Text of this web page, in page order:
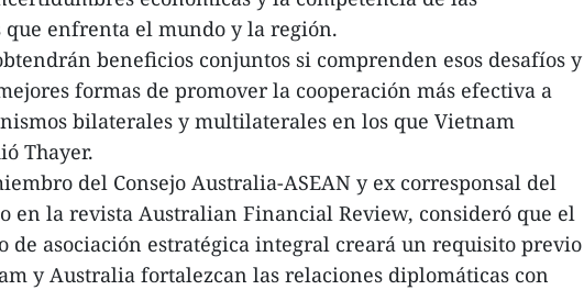
que enfrenta el mundo y la región.
beneficios conjuntos si comprenden esos desafíos y
formas de promover la cooperación más efectiva a
bilaterales y multilaterales en los que Vietnam
Thayer.
del Consejo Australia-ASEAN y ex corresponsal del
en la revista Australian Financial Review, consideró que el
de asociación estratégica integral creará un requisito previo
y Australia fortalezcan las relaciones diplomáticas con